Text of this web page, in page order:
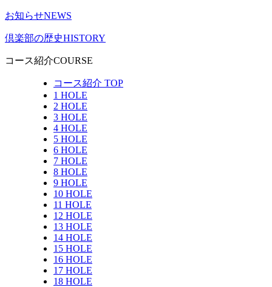
お知らせNEWS
倶楽部の歴史HISTORY
コース紹介COURSE
コース紹介 TOP
1 HOLE
2 HOLE
3 HOLE
4 HOLE
5 HOLE
6 HOLE
7 HOLE
8 HOLE
9 HOLE
10 HOLE
11 HOLE
12 HOLE
13 HOLE
14 HOLE
15 HOLE
16 HOLE
17 HOLE
18 HOLE